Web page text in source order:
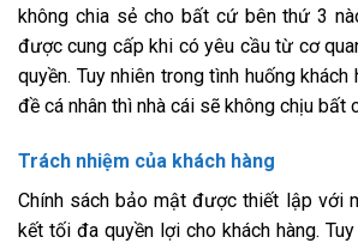
không chia sẻ cho bất cứ bên thứ 3
được cung cấp khi có yêu cầu từ cơ
quyền. Tuy nhiên trong tình huống
đề cá nhân thì nhà cái sẽ không chịu bất
Trách nhiệm của khách hàng
Chính sách bảo mật được thiết lập với
kết tối đa quyền lợi cho khách hàng.